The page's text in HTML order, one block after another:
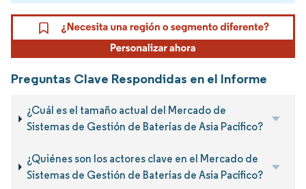
Preguntas Clave Respondidas en el Informe
¿Cuál es el tamaño actual del Mercado de
Sistemas de Gestión de Baterías de Asia Pacífico?
¿Quiénes son los actores clave en el Mercado de
Sistemas de Gestión de Baterías de Asia Pacífico?